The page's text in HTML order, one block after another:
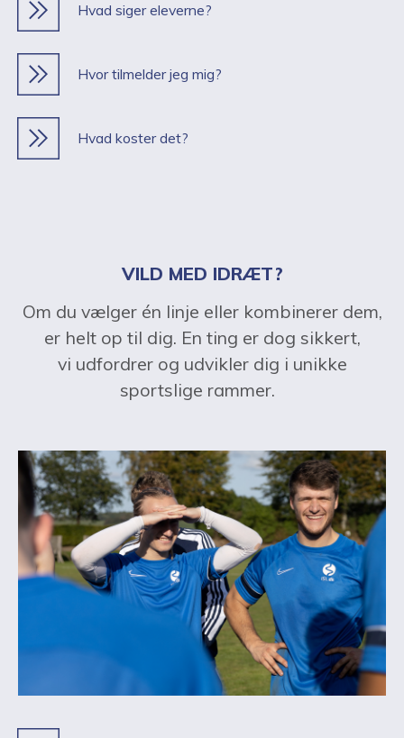
Hvad siger eleverne?
Hvor tilmelder jeg mig?
Hvad koster det?
VILD MED IDRÆT?
Om du vælger én linje eller kombinerer dem,
er helt op til dig. En ting er dog sikkert,
vi udfordrer og udvikler dig i unikke
sportslige rammer.